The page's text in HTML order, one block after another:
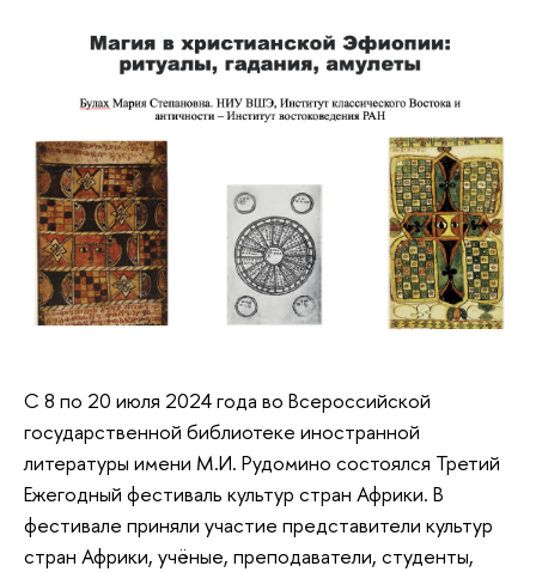
С 8 по 20 июля 2024 года во Всероссийской
государственной библиотеке иностранной
литературы имени М.И. Рудомино состоялся Третий
Ежегодный фестиваль культур стран Африки. В
фестивале приняли участие представители культур
стран Африки, учёные, преподаватели, студенты,